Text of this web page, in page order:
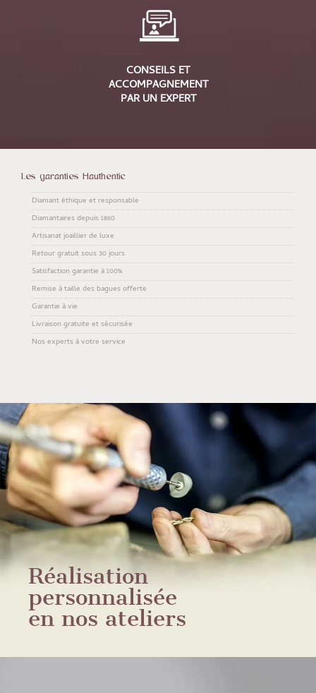
CONSEILS ET
ACCOMPAGNEMENT
PAR UN EXPERT
Les garanties Hauthentic
Diamant éthique et responsable
Diamantaires depuis 1860
Artisanat joaillier de luxe
Retour gratuit sous 30 jours
Satisfaction garantie à 100%
Remise à taille des bagues offerte
Garantie à vie
Livraison gratuite et sécurisée
Nos experts à votre service
Réalisation
personnalisée
en nos ateliers